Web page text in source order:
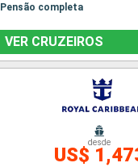
Pensão completa
VER CRUZEIROS
desde
US$